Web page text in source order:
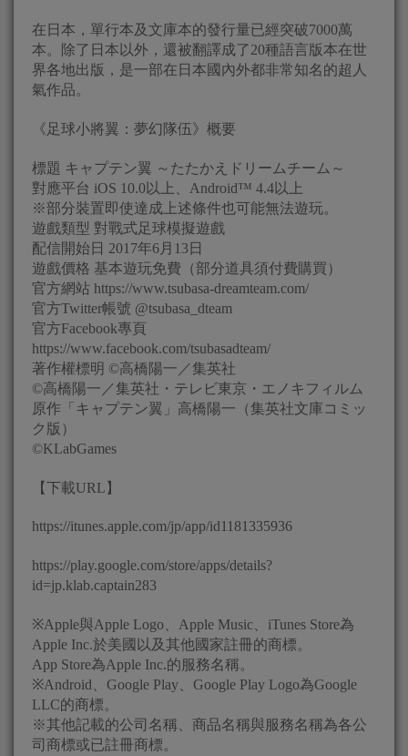
在日本，單行本及文庫本的發行量已經突破7000萬
本。除了日本以外，還被翻譯成了20種語言版本在世
界各地出版，是一部在日本國內外都非常知名的超人
氣作品。
《足球小將翼：夢幻隊伍》概要
標題 キャプテン翼 ～たたかえドリームチーム～
對應平台 iOS 10.0以上、Android™ 4.4以上
※部分裝置即使達成上述條件也可能無法遊玩。
遊戲類型 對戰式足球模擬遊戲
配信開始日 2017年6月13日
遊戲價格 基本遊玩免費（部分道具須付費購買）
官方網站 https://www.tsubasa-dreamteam.com/
官方Twitter帳號 @tsubasa_dteam
官方Facebook專頁
https://www.facebook.com/tsubasadteam/
著作權標明 ©高橋陽一／集英社
©高橋陽一／集英社・テレビ東京・エノキフィルム
原作「キャプテン翼」高橋陽一（集英社文庫コミッ
ク版）
©KLabGames
【下載URL】
https://itunes.apple.com/jp/app/id1181335936
https://play.google.com/store/apps/details?
id=jp.klab.captain283
※Apple與Apple Logo、Apple Music、iTunes Store為
Apple Inc.於美國以及其他國家註冊的商標。
App Store為Apple Inc.的服務名稱。
※Android、Google Play、Google Play Logo為Google
LLC的商標。
※其他記載的公司名稱、商品名稱與服務名稱為各公
司商標或已註冊商標。